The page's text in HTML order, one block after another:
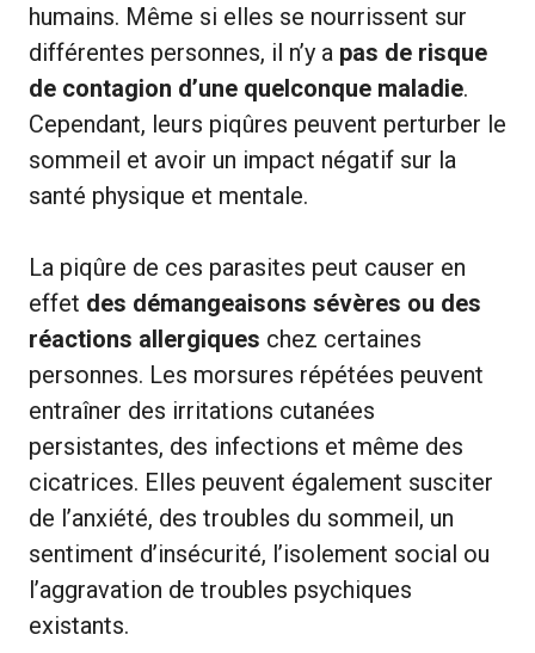
humains. Même si elles se nourrissent sur
différentes personnes, il n’y a pas de risque
de contagion d’une quelconque maladie.
Cependant, leurs piqûres peuvent perturber le
sommeil et avoir un impact négatif sur la
santé physique et mentale.
La piqûre de ces parasites peut causer en
effet des démangeaisons sévères ou des
réactions allergiques chez certaines
personnes. Les morsures répétées peuvent
entraîner des irritations cutanées
persistantes, des infections et même des
cicatrices. Elles peuvent également susciter
de l’anxiété, des troubles du sommeil, un
sentiment d’insécurité, l’isolement social ou
l’aggravation de troubles psychiques
existants.